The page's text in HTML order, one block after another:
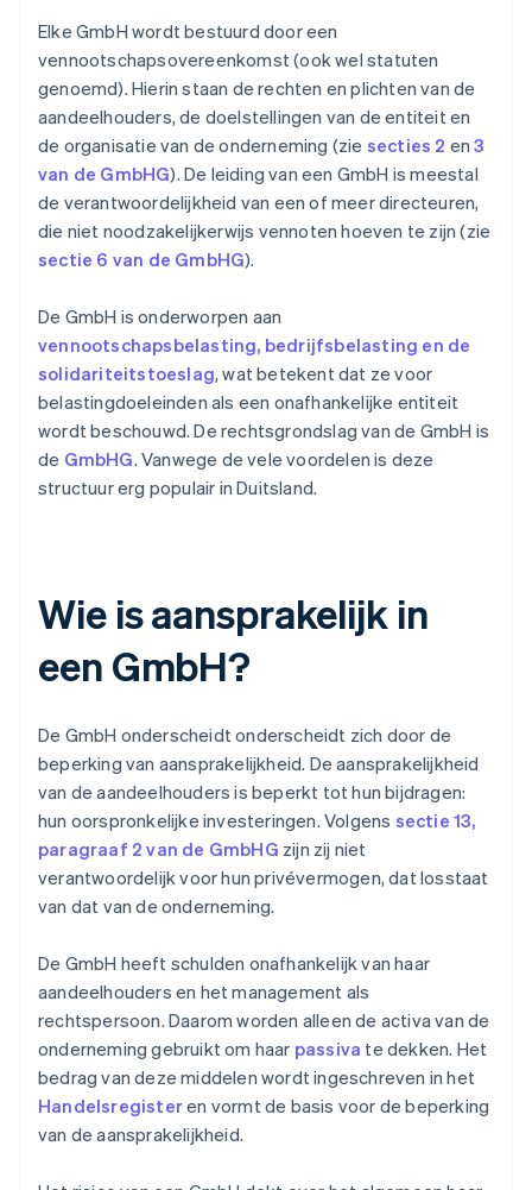
Elke GmbH wordt bestuurd door een
vennootschapsovereenkomst (ook wel statuten
genoemd). Hierin staan de rechten en plichten van de
aandeelhouders, de doelstellingen van de entiteit en
de organisatie van de onderneming (zie secties 2 en3
van de GmbHG). De leiding van een GmbH is meestal
de verantwoordelijkheid van een of meer directeuren,
die niet noodzakelijkerwijs vennoten hoeven te zijn (zie
sectie 6 van de GmbHG).
De GmbH is onderworpen aan
vennootschapsbelasting, bedrijfsbelasting en de
solidariteitstoeslag, wat betekent dat ze voor
belastingdoeleinden als een onafhankelijke entiteit
wordt beschouwd. De rechtsgrondslag van de GmbH is
de GmbHG. Vanwege de vele voordelen is deze
structuur erg populair in Duitsland.
Wie is aansprakelijk in
een GmbH?
De GmbH onderscheidt onderscheidt zich door de
beperking van aansprakelijkheid. De aansprakelijkheid
van de aandeelhouders is beperkt tot hun bijdragen:
hun oorspronkelijke investeringen. Volgens sectie 13,
paragraaf 2 van de GmbHG zijn zij niet
verantwoordelijk voor hun privévermogen, dat losstaat
van dat van de onderneming.
De GmbH heeft schulden onafhankelijk van haar
aandeelhouders en het management als
rechtspersoon. Daarom worden alleen de activa van de
onderneming gebruikt om haar passiva te dekken. Het
bedrag van deze middelen wordt ingeschreven in het
Handelsregisteren vormt de basis voor de beperking
van de aansprakelijkheid.